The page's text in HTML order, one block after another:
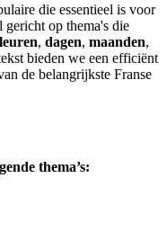
die essentieel is voor
op thema's die
, dagen, maanden,
bieden we een efficiënt
de belangrijkste Franse
thema’s: